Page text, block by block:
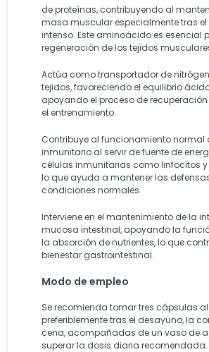
de proteínas, contribuyendo al
masa muscular especialmente tras
intenso. Este aminoácido es esencial
regeneración de los tejidos
Actúa como transportador de
tejidos, favoreciendo el equilibrio
apoyando el proceso de
el entrenamiento.
Contribuye al funcionamiento normal
inmunitario al servir de fuente de
células inmunitarias como linfocitos
lo que ayuda a mantener las
condiciones normales.
Interviene en el mantenimiento de la
mucosa intestinal, apoyando la
la absorción de nutrientes, lo que
bienestar gastrointestinal.
Modo de empleo
Se recomienda tomar tres cápsulas
preferiblemente tras el desayuno, la
cena, acompañadas de un vaso de
superar la dosis diaria recomendada.